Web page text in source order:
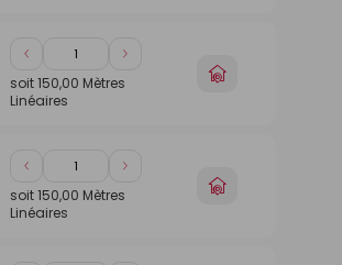
Diminuer
de
1
Augmenter
de
soit150,00 Mètres
Linéaires
Choisir
Diminuer
de
1
Augmenter
de
soit150,00 Mètres
Linéaires
Choisir